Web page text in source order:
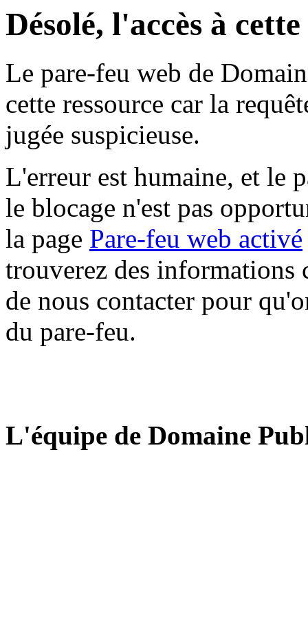
Désolé, l'accès à
Le pare-feu web de
cette ressource car la
jugée suspicieuse.
L'erreur est humaine, et le
le blocage n'est pas
la page Pare-feu web activé
trouverez des informations
de nous contacter pour
du pare-feu.
L'équipe de Domaine